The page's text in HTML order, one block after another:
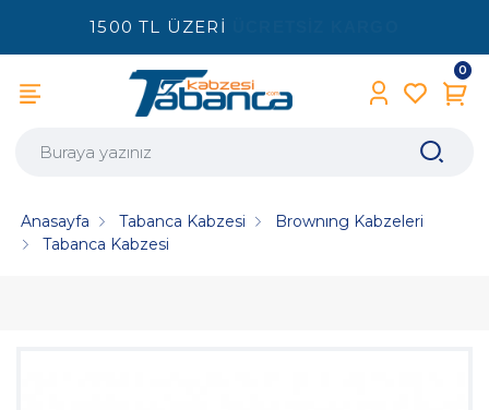
1500 TL ÜZERİ
0
Anasayfa Tabanca Kabzesi
Brownıng Kabzeleri
Tabanca Kabzesi